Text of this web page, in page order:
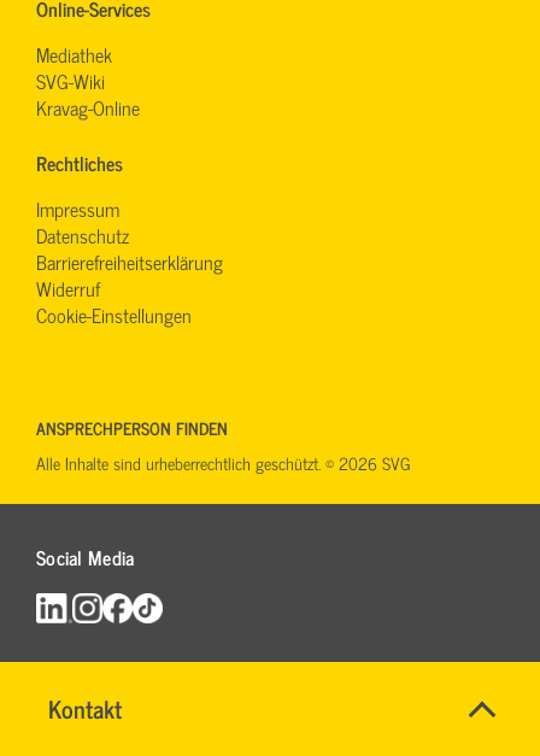
Kontakt
IHR
Name*
Online-Services
Mediathek
SVG-Wiki
Kravag-Online
Rechtliches
Impressum
Datenschutz
Barrierefreiheitserklärung
Widerruf
Cookie-Einstellungen
Social Media
ANSPRECHPERSON FINDEN
Alle Inhalte sind urheberrechtlich geschützt. © 2026 SVG